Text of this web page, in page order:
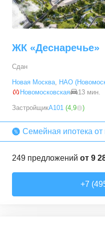
ЖК «Деснаречье»
Сдан
Новая Москва, НАО
Новомосковская
13 мин.
ЗастройщикА101 (4,9 )
Семейная ипотека
249 предложений от 9
+7